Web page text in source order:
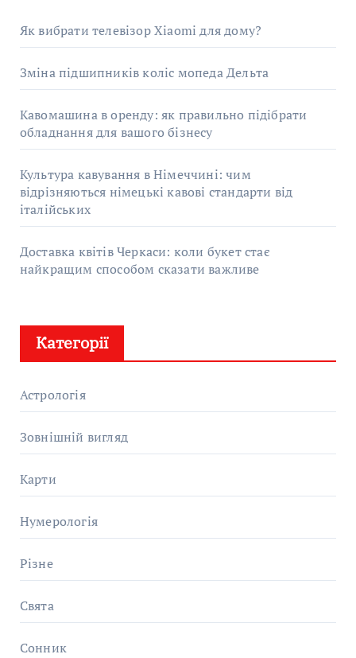
Як вибрати телевізор Xiaomi для дому?
Зміна підшипників коліс мопеда Дельта
Кавомашина в оренду: як правильно підібрати
обладнання для вашого бізнесу
Культура кавування в Німеччині: чим
відрізняються німецькі кавові стандарти від
італійських
Доставка квітів Черкаси: коли букет стає
найкращим способом сказати важливе
Категорії
Астрологія
Зовнішній вигляд
Карти
Нумерологія
Різне
Свята
Сонник